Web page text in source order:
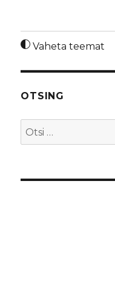
Vaheta teemat
OTSING
Otsi: